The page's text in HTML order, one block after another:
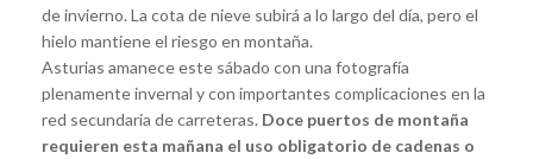
de invierno. La cota de nieve subirá a lo largo del día, pero el
hielo mantiene el riesgo en montaña.
Asturias amanece este sábado con una fotografía
plenamente invernal y con importantes complicaciones en la
red secundaria de carreteras. Doce puertos de montaña
requieren esta mañana el uso obligatorio de cadenas o